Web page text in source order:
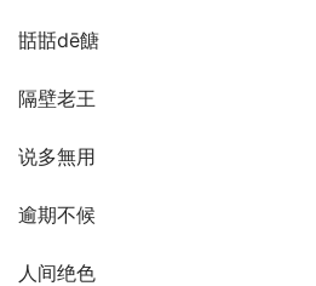
甛甛dē餹
隔壁老王
说多無用
逾期不候
人间绝色